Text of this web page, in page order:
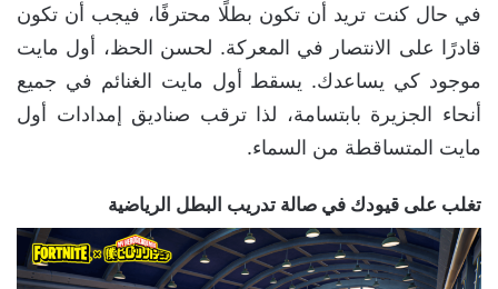
في حال كنت تريد أن تكون بطلًا محترفًا، فيجب أن تكون
قادرًا على الانتصار في المعركة. لحسن الحظ، أول مايت
موجود كي يساعدك. يسقط أول مايت الغنائم في جميع
أنحاء الجزيرة بابتسامة، لذا ترقب صناديق إمدادات أول
مايت المتساقطة من السماء.
تغلب على قيودك في صالة تدريب البطل الرياضية